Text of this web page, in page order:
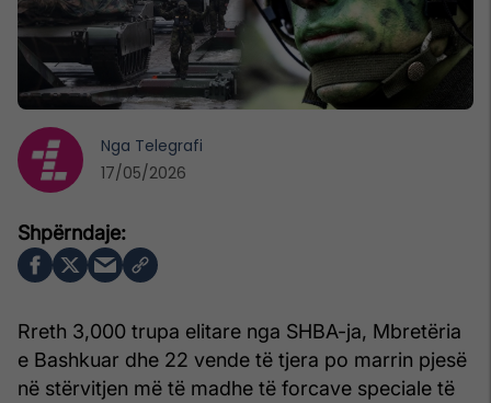
Rreth 3,000 trupa elitare nga SHBA-ja, Mbretëria
e Bashkuar dhe 22 vende të tjera po marrin pjesë
në stërvitjen më të madhe të forcave speciale të
Nga Telegrafi
17/05/2026